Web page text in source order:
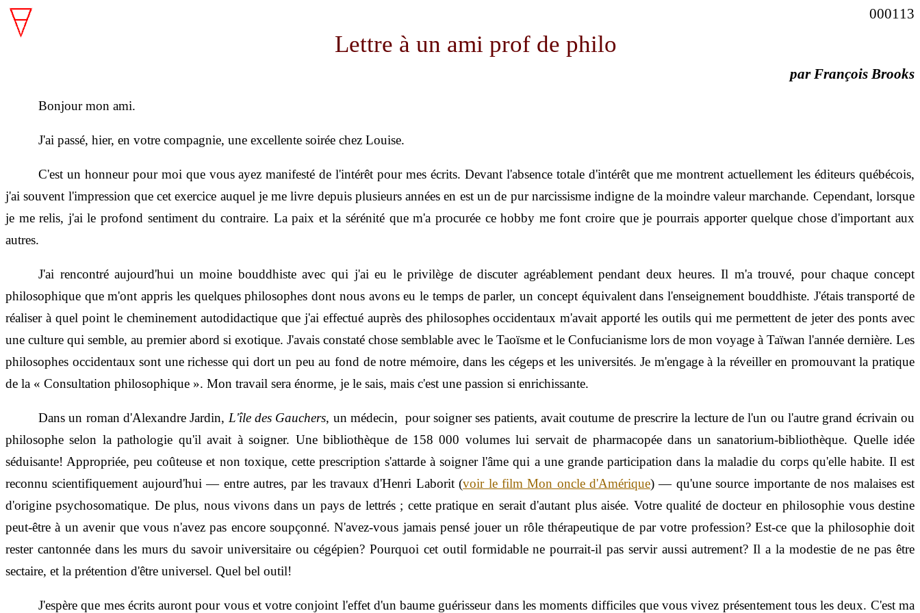
000113
Lettre à un ami prof de philo
par François Brooks
Bonjour mon ami.
J'ai passé, hier, en votre compagnie, une excellente soirée chez Louise.
C'est un honneur pour moi que vous ayez manifesté de l'intérêt pour mes écrits. Devant l'absence totale d'intérêt que me montrent actuellement les éditeurs québécois,
j'ai souvent l'impression que cet exercice auquel je me livre depuis plusieurs années en est un de pur narcissisme indigne de la moindre valeur marchande. Cependant, lorsque
je me relis, j'ai le profond sentiment du contraire. La paix et la sérénité que m'a procurée ce hobby me font croire que je pourrais apporter quelque chose d'important aux
autres.
J'ai rencontré aujourd'hui un moine bouddhiste avec qui j'ai eu le privilège de discuter agréablement pendant deux heures. Il m'a trouvé, pour chaque concept
philosophique que m'ont appris les quelques philosophes dont nous avons eu le temps de parler, un concept équivalent dans l'enseignement bouddhiste. J'étais transporté de
réaliser à quel point le cheminement autodidactique que j'ai effectué auprès des philosophes occidentaux m'avait apporté les outils qui me permettent de jeter des ponts avec
une culture qui semble, au premier abord si exotique. J'avais constaté chose semblable avec le Taoïsme et le Confucianisme lors de mon voyage à Taïwan l'année dernière. Les
philosophes occidentaux sont une richesse qui dort un peu au fond de notre mémoire, dans les cégeps et les universités. Je m'engage à la réveiller en promouvant la pratique
de la « Consultation philosophique ». Mon travail sera énorme, je le sais, mais c'est une passion si enrichissante.
Dans un roman d'Alexandre Jardin, L'île des Gauchers, un médecin, pour soigner ses patients, avait coutume de prescrire la lecture de l'un ou l'autre grand écrivain ou
philosophe selon la pathologie qu'il avait à soigner. Une bibliothèque de 158 000 volumes lui servait de pharmacopée dans un sanatorium-bibliothèque. Quelle idée
séduisante! Appropriée, peu coûteuse et non toxique, cette prescription s'attarde à soigner l'âme qui a une grande participation dans la maladie du corps qu'elle habite. Il est
reconnu scientifiquement aujourd'hui — entre autres, par les travaux d'Henri Laborit (voir le film Mon oncle d'Amérique)—qu'une source importante de nos malaises est
d'origine psychosomatique. De plus, nous vivons dans un pays de lettrés ; cette pratique en serait d'autant plus aisée. Votre qualité de docteur en philosophie vous destine
peut-être à un avenir que vous n'avez pas encore soupçonné. N'avez-vous jamais pensé jouer un rôle thérapeutique de par votre profession? Est-ce que la philosophie doit
rester cantonnée dans les murs du savoir universitaire ou cégépien? Pourquoi cet outil formidable ne pourrait-il pas servir aussi autrement? Il a la modestie de ne pas être
sectaire, et la prétention d'être universel. Quel bel outil!
J'espère que mes écrits auront pour vous et votre conjoint l'effet d'un baume guérisseur dans les moments difficiles que vous vivez présentement tous les deux. C'est ma